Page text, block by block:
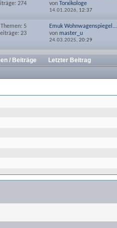
274
von Torxikologe
14.01.2026, 12:37
Themen: 5
23
Emuk Wohnwagenspiegel...
von master_u
24.03.2025, 20:29
/ Beiträge Letzter Beitrag